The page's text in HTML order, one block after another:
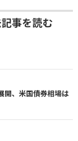
事を読む
開、米国債券相場は